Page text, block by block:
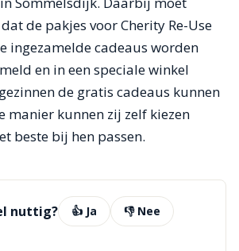
de pakjes voor Cherity Re-Use
ingezamelde cadeaus worden
en in een speciale winkel
de gratis cadeaus kunnen
manier kunnen zij zelf kiezen
beste bij hen passen.
nuttig? 👍 Ja 👎 Nee